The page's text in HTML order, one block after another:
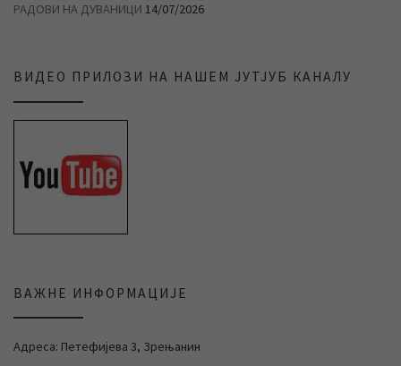
РАДОВИ НА ДУВАНИЦИ 14/07/2026
ВИДЕО ПРИЛОЗИ НА НАШЕМ ЈУТЈУБ КАНАЛУ
ВАЖНЕ ИНФОРМАЦИЈЕ
Адреса: Петефијева 3, Зрењанин